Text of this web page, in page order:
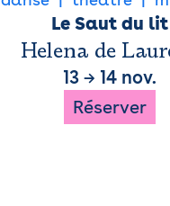
Le Saut du lit
Helena de
13 → 14 nov.
Réserver